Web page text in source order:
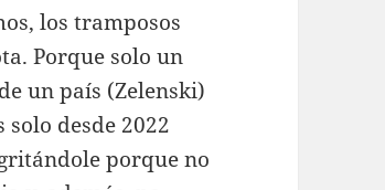
los tramposos
Porque solo un
un país (Zelenski)
desde 2022
porque no